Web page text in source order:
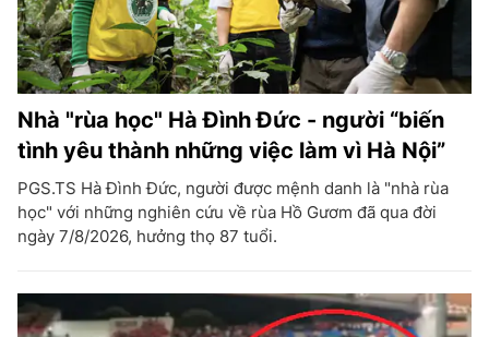
Nhà "rùa học" Hà Đình Đức - người “biến
tình yêu thành những việc làm vì Hà Nội”
PGS.TS Hà Đình Đức, người được mệnh danh là "nhà rùa
học" với những nghiên cứu về rùa Hồ Gươm đã qua đời
ngày 7/8/2026, hưởng thọ 87 tuổi.